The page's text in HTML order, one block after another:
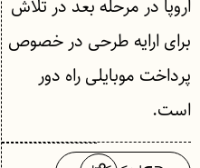
اروپا در مرحله بعد در تلاش
برای ارایه طرحی در خصوص
پرداخت موبایلی راه ‌دور
است.